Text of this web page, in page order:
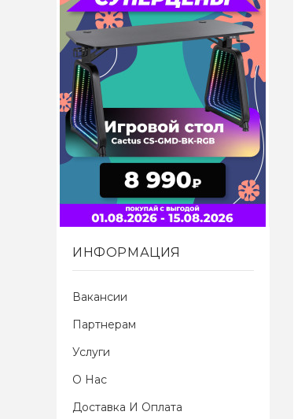
ИНФОРМАЦИЯ
Вакансии
Партнерам
Услуги
О Нас
Доставка И Оплата